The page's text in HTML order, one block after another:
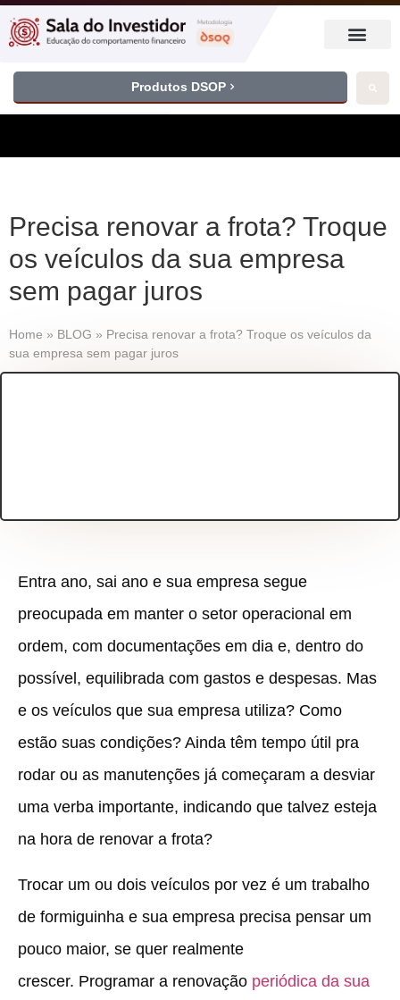
Produtos DSOP
Precisa renovar a frota? Troque
os veículos da sua empresa
sem pagar juros
Home » BLOG » Precisa renovar a frota? Troque os veículos da
sua empresa sem pagar juros
Entra ano, sai ano e sua empresa segue
preocupada em manter o setor operacional em
ordem, com documentações em dia e, dentro do
possível, equilibrada com gastos e despesas. Mas
e os veículos que sua empresa utiliza? Como
estão suas condições? Ainda têm tempo útil pra
rodar ou as manutenções já começaram a desviar
uma verba importante, indicando que talvez esteja
na hora de renovar a frota?
Trocar um ou dois veículos por vez é um trabalho
de formiguinha e sua empresa precisa pensar um
pouco maior, se quer realmente
crescer. Programar a renovação periódica da sua